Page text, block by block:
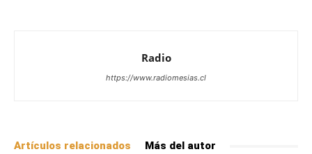
Radio
https://www.radiomesias.cl
Artículos relacionados Más del autor